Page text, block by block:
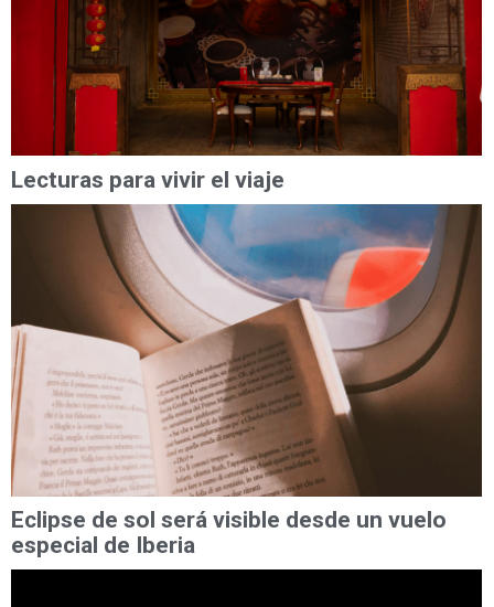
Lecturas para vivir el viaje
Eclipse de sol será visible desde un vuelo
especial de Iberia